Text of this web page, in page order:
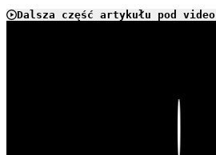
Dalsza część artykułu pod video